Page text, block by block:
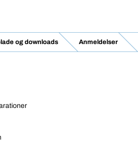
og downloads Anmeldelser